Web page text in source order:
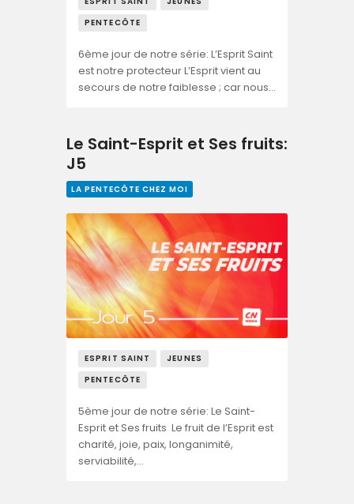
PENTECÔTE
6ème jour de notre série: L’Esprit Saint
est notre protecteur L’Esprit vient au
secours de notre faiblesse ; car nous…
Le Saint-Esprit et Ses fruits:
J5
LA PENTECÔTE CHEZ MOI
ESPRIT SAINT
JEUNES
PENTECÔTE
5ème jour de notre série: Le Saint-
Esprit et Ses fruits Le fruit de l’Esprit est
charité, joie, paix, longanimité,
serviabilité,…